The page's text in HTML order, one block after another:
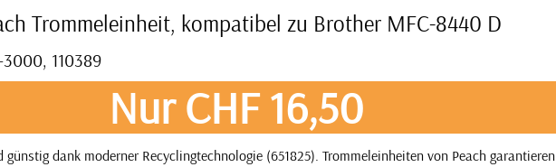
Trommeleinheit, kompatibel zu Brother MFC-8440 D
110389
Nur CHF 16,50
dank moderner Recyclingtechnologie (651825). Trommeleinheiten von Peach garantieren